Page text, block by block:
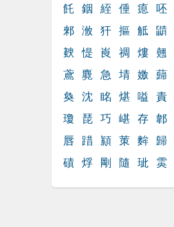
飥 銦 絰 倕 瘜 呸
郲 浟 犴 摳 觝 鼱
螤 惿 崀 禂 熡 翹
鳶 麑 急 埥 嬓 蘬
奐 沈 眳 煁 嗌 責
瓊 琵 巧 嵁 存 郼
唇 踖 顈 茦 麰 歸
磧 烰 剛 隨 玼 雵